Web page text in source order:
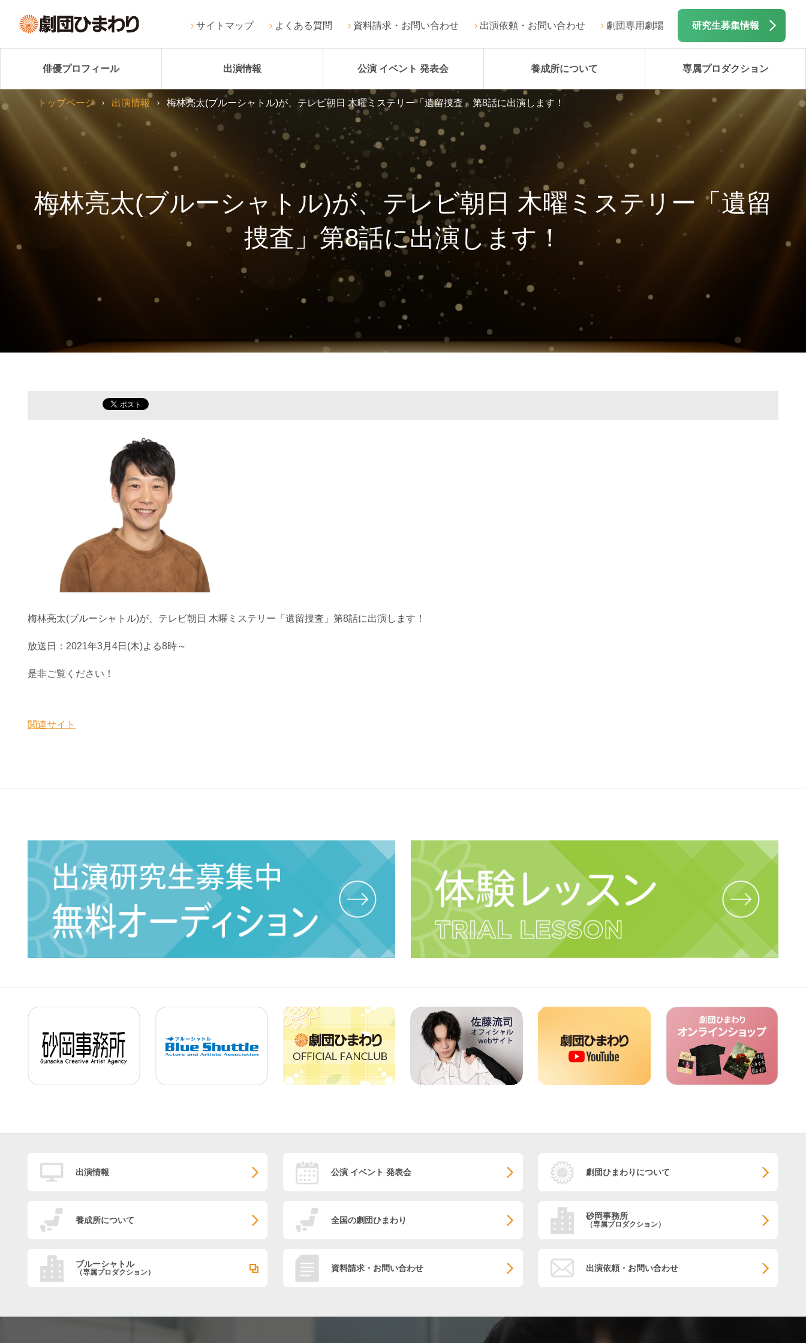
サイトマップ よくある質問 資料請求・お問い合わせ 出演依頼・お問い合わせ 劇団専用劇場 研究生募集情報
俳優プロフィール 出演情報 公演 イベント 発表会 養成所について 専属プロダクション
梅林亮太(ブルーシャトル)が、テレビ朝日 木曜ミステリー「遺留
捜査」第8話に出演します！
トップページ 出演情報 梅林亮太(ブルーシャトル)が、テレビ朝日 木曜ミステリー「遺留捜査」第8話に出演します！
梅林亮太(ブルーシャトル)が、テレビ朝日 木曜ミステリー「遺留捜査」第8話に出演します！
放送日：2021年3月4日(木)よる8時～
是非ご覧ください！
関連サイト
出演情報 公演 イベント 発表会 劇団ひまわりについて
養成所について 全国の劇団ひまわり 砂岡事務所
（専属プロダクション）
ブルーシャトル
（専属プロダクション） 資料請求・お問い合わせ 出演依頼・お問い合わせ